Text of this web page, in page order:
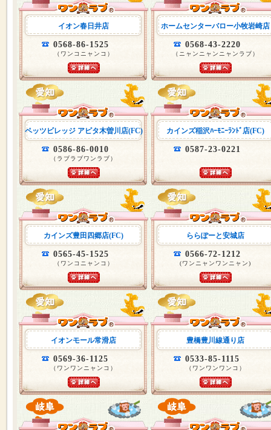
イオン春日井店
0568-86-1525
（ワンコニャンコ）
ホームセンターバロー小牧岩崎店
0568-43-2220
（ニャンニャンニャンラブ）
ペッツビレッジ アピタ木曽川店(FC)
0586-86-0010
（ラブラブワンラブ）
カインズ稲沢ﾊｰﾓﾆｰﾗﾝﾄﾞ店(FC)
0587-23-0221
カインズ豊田四郷店(FC)
0565-45-1525
（ワンコニャンコ）
ららぽーと安城店
0566-72-1212
(ワンニャンワンニャン)
イオンモール常滑店
0569-36-1125
（ワンワンニャンコ）
豊橋豊川線通り店
0533-85-1115
（ワンワンワンコ）